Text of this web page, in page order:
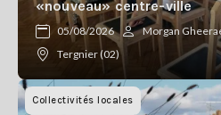
«nouveau» centre-ville
05/08/2026
Morgan
Tergnier (02)
Collectivités locales